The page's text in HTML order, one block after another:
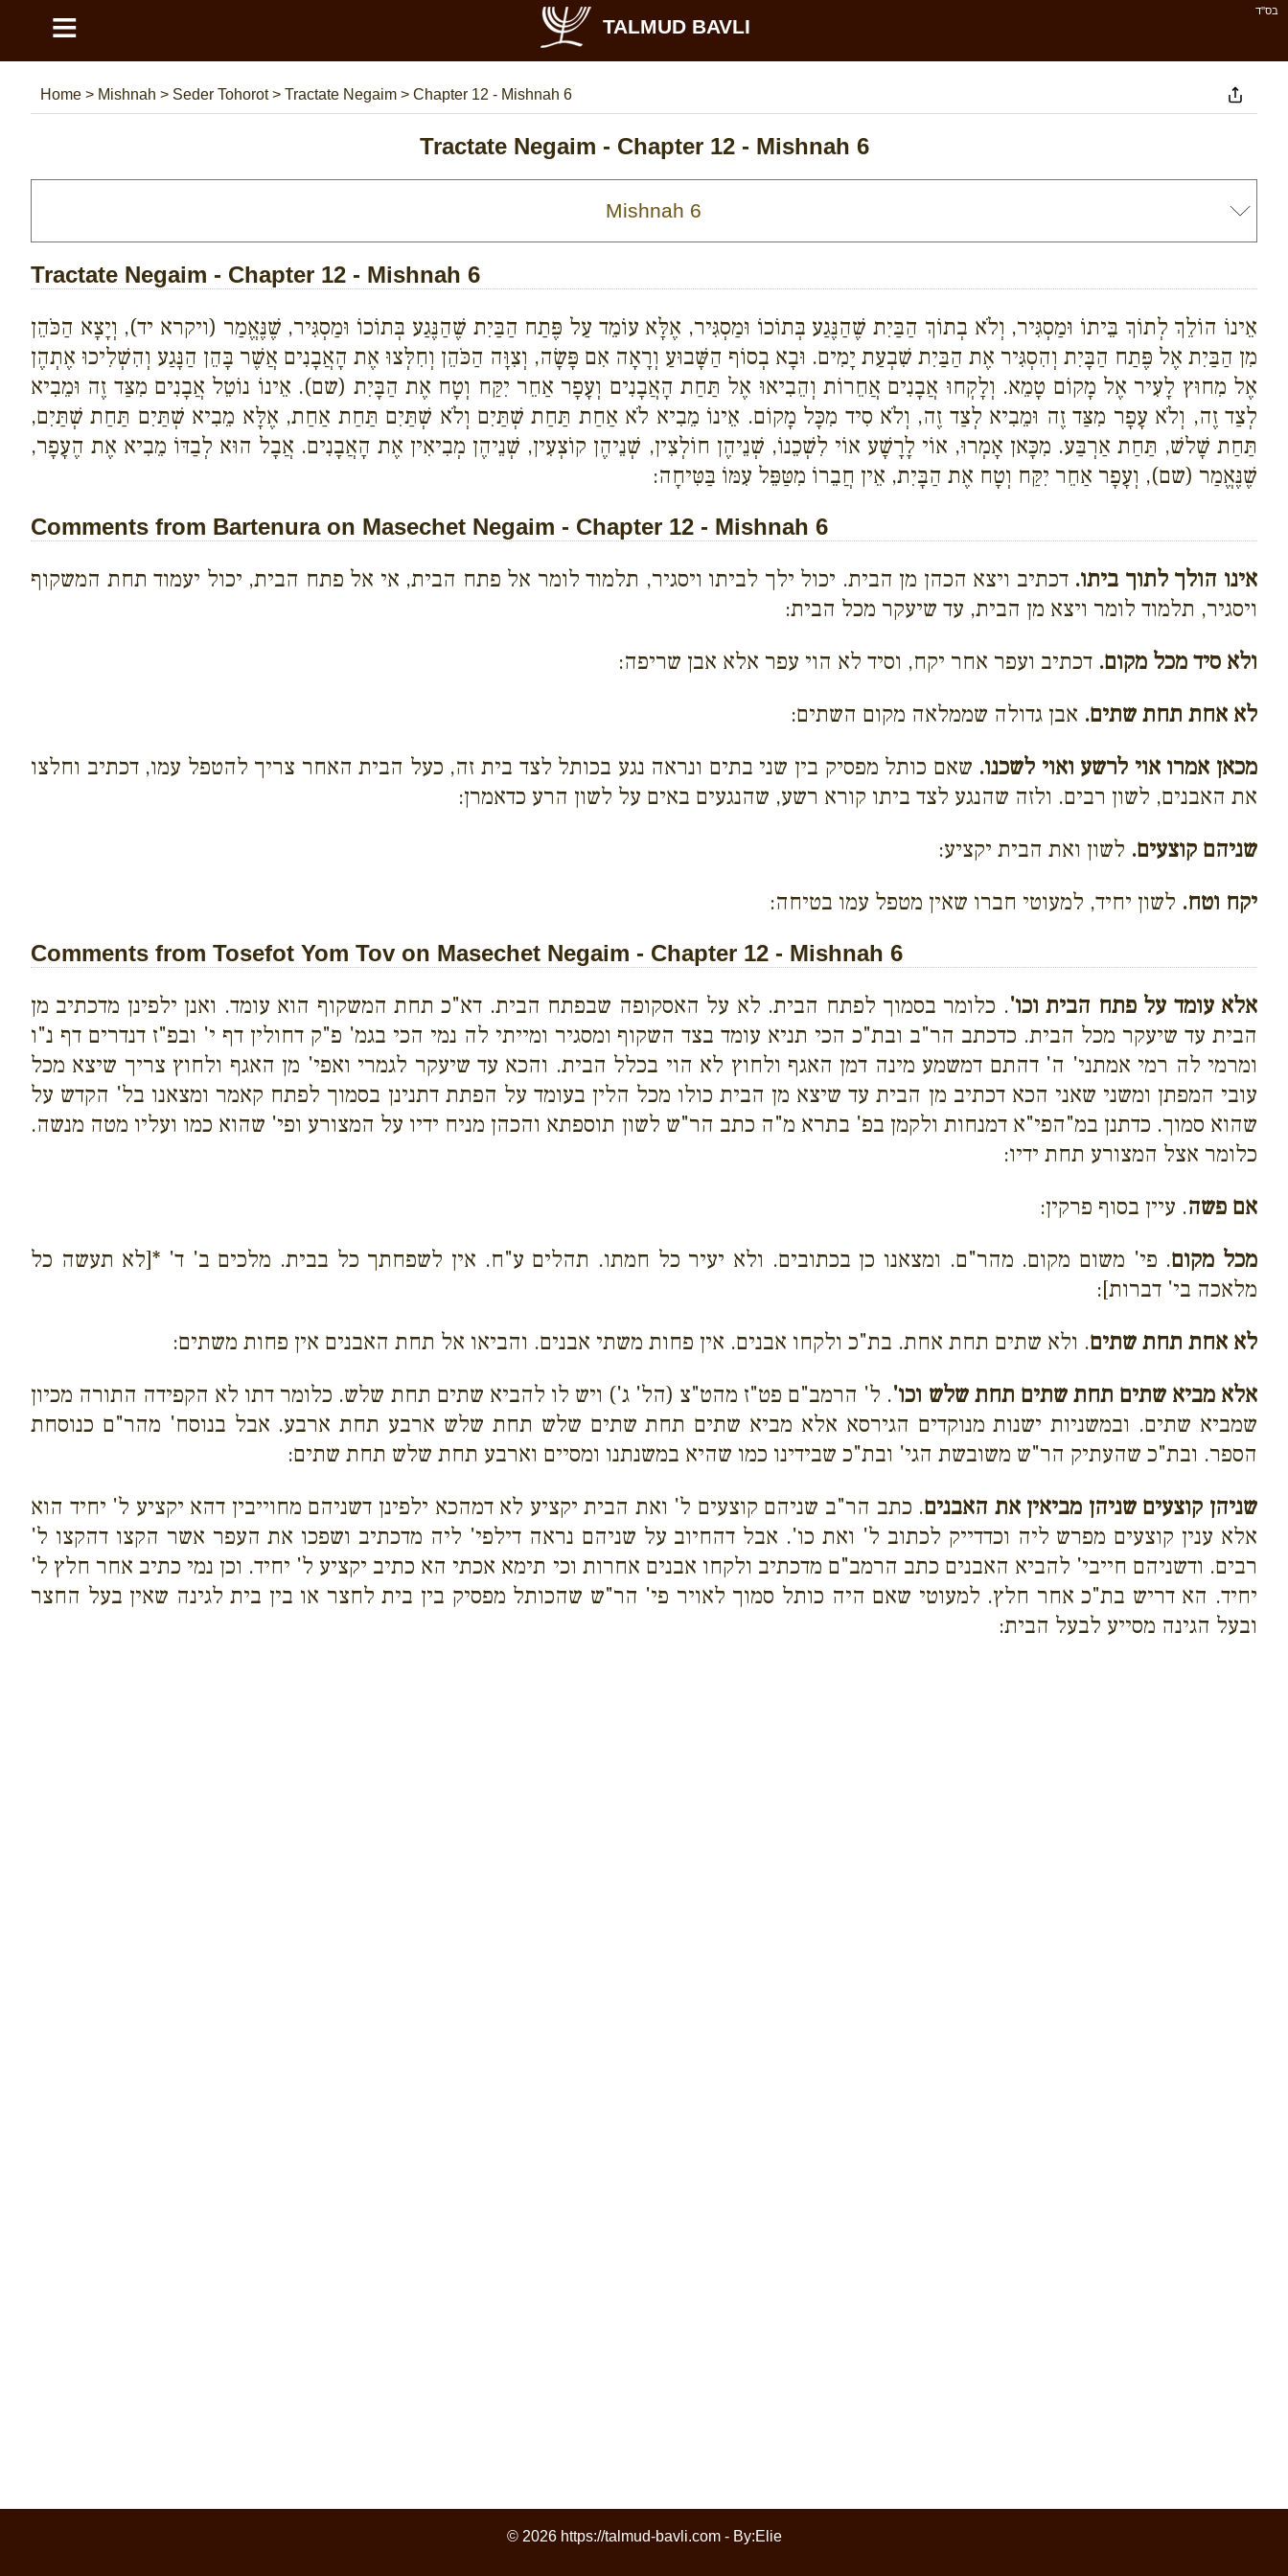
בס''ד ≡ TALMUD BAVLI
Home > Mishnah > Seder Tohorot> Tractate Negaim > Chapter 12 - Mishnah 6
Tractate Negaim - Chapter 12 - Mishnah 6
Tractate Negaim - Chapter 12 - Mishnah 6
אֵינוֹ הוֹלֵךְ לְתוֹךְ בֵּיתוֹ וּמַסְגִּיר, וְלֹא בְתוֹךְ הַבַּיִת שֶׁהַנֶּגַע בְּתוֹכוֹ וּמַסְגִּיר, אֶלָּא עוֹמֵד עַל פֶּתַח הַבַּיִת שֶׁהַנֶּגַע בְּתוֹכוֹ וּמַסְגִּיר, שֶׁנֶּאֱמַר (ויקרא יד), וְיָצָא הַכֹּהֵן
מִן הַבַּיִת אֶל פֶּתַח הַבָּיִת וְהִסְגִּיר אֶת הַבַּיִת שִׁבְעַת יָמִים. וּבָא בְסוֹף הַשָּׁבוּעַ וְרָאָה אִם פָּשָׂה, וְצִוָּה הַכֹּהֵן וְחִלְּצוּ אֶת הָאֲבָנִים אֲשֶׁר בָּהֵן הַנָּגַע וְהִשְׁלִיכוּ אֶתְהֶן
אֶל מִחוּץ לָעִיר אֶל מָקוֹם טָמֵא. וְלָקְחוּ אֲבָנִים אֲחֵרוֹת וְהֵבִיאוּ אֶל תַּחַת הָאֲבָנִים וְעָפָר אַחֵר יִקַּח וְטָח אֶת הַבָּיִת (שם). אֵינוֹ נוֹטֵל אֲבָנִים מִצַּד זֶה וּמֵבִיא
לְצַד זֶה, וְלֹא עָפָר מִצַּד זֶה וּמֵבִיא לְצַד זֶה, וְלֹא סִיד מִכָּל מָקוֹם. אֵינוֹ מֵבִיא לֹא אַחַת תַּחַת שְׁתַּיִם וְלֹא שְׁתַּיִם תַּחַת אַחַת, אֶלָּא מֵבִיא שְׁתַּיִם תַּחַת שְׁתַּיִם,
תַּחַת שָׁלשׁ, תַּחַת אַרְבַּע. מִכָּאן אָמְרוּ, אוֹי לָרָשָׁע אוֹי לִשְׁכֵנוֹ, שְׁנֵיהֶן חוֹלְצִין, שְׁנֵיהֶן קוֹצְעִין, שְׁנֵיהֶן מְבִיאִין אֶת הָאֲבָנִים. אֲבָל הוּא לְבַדּוֹ מֵבִיא אֶת הֶעָפָר,
שֶׁנֶּאֱמַר (שם), וְעָפָר אַחֵר יִקַּח וְטָח אֶת הַבָּיִת, אֵין חֲבֵרוֹ מִטַּפֵּל עִמּוֹ בַּטִּיחָה:
Comments from Bartenura on Masechet Negaim - Chapter 12 - Mishnah 6
אינו הולך לתוך ביתו. דכתיב ויצא הכהן מן הבית. יכול ילך לביתו ויסגיר, תלמוד לומר אל פתח הבית, אי אל פתח הבית, יכול יעמוד תחת המשקוף
ויסגיר, תלמוד לומר ויצא מן הבית, עד שיעקר מכל הבית:
ולא סיד מכל מקום. דכתיב ועפר אחר יקח, וסיד לא הוי עפר אלא אבן שריפה:
לא אחת תחת שתים. אבן גדולה שממלאה מקום השתים:
מכאן אמרו אוי לרשע ואוי לשכנו. שאם כותל מפסיק בין שני בתים ונראה נגע בכותל לצד בית זה, כעל הבית האחר צריך להטפל עמו, דכתיב וחלצו
את האבנים, לשון רבים. ולזה שהנגע לצד ביתו קורא רשע, שהנגעים באים על לשון הרע כדאמרן:
שניהם קוצעים. לשון ואת הבית יקציע:
יקח וטח. לשון יחיד, למעוטי חברו שאין מטפל עמו בטיחה:
Comments from Tosefot Yom Tov on Masechet Negaim - Chapter 12 - Mishnah 6
אלא עומד על פתח הבית וכו'. כלומר בסמוך לפתח הבית. לא על האסקופה שבפתח הבית. דא"כ תחת המשקוף הוא עומד. ואנן ילפינן מדכתיב מן
הבית עד שיעקר מכל הבית. כדכתב הר"ב ובת"כ הכי תניא עומד בצד השקוף ומסגיר ומייתי לה נמי הכי בגמ' פ"ק דחולין דף י' ובפ"ז דנדרים דף נ"ו
ומרמי לה רמי אמתני' ה' דהתם דמשמע מינה דמן האגף ולחוץ לא הוי בכלל הבית. והכא עד שיעקר לגמרי ואפי' מן האגף ולחוץ צריך שיצא מכל
עובי המפתן ומשני שאני הכא דכתיב מן הבית עד שיצא מן הבית כולו מכל הלין בעומד על הפתת דתנינן בסמוך לפתח קאמר ומצאנו בל' הקדש על
שהוא סמוך. כדתנן במ"הפי"א דמנחות ולקמן בפ' בתרא מ"ה כתב הר"ש לשון תוספתא והכהן מניח ידיו על המצורע ופי' שהוא כמו ועליו מטה מנשה.
כלומר אצל המצורע תחת ידיו:
אם פשה. עיין בסוף פרקין:
מכל מקום. פי' משום מקום. מהר"ם. ומצאנו כן בכתובים. ולא יעיר כל חמתו. תהלים ע"ח. אין לשפחתך כל בבית. מלכים ב' ד' *[לא תעשה כל
מלאכה בי' דברות]:
לא אחת תחת שתים. ולא שתים תחת אחת. בת"כ ולקחו אבנים. אין פחות משתי אבנים. והביאו אל תחת האבנים אין פחות משתים:
אלא מביא שתים תחת שתים תחת שלש וכו'. ל' הרמב"ם פט"ז מהט"צ (הל' ג') ויש לו להביא שתים תחת שלש. כלומר דתו לא הקפידה התורה מכיון
שמביא שתים. ובמשניות ישנות מנוקדים הגירסא אלא מביא שתים תחת שתים שלש תחת שלש ארבע תחת ארבע. אבל בנוסח' מהר"ם כנוסחת
הספר. ובת"כ שהעתיק הר"ש משובשת הגי' ובת"כ שבידינו כמו שהיא במשנתנו ומסיים וארבע תחת שלש תחת שתים:
שניהן קוצעים שניהן מביאין את האבנים. כתב הר"ב שניהם קוצעים ל' ואת הבית יקציע לא דמהכא ילפינן דשניהם מחוייבין דהא יקציע ל' יחיד הוא
אלא ענין קוצעים מפרש ליה וכדדייק לכתוב ל' ואת כו'. אבל דהחיוב על שניהם נראה דילפי' ליה מדכתיב ושפכו את העפר אשר הקצו דהקצו ל'
רבים. ודשניהם חייבי' להביא האבנים כתב הרמב"ם מדכתיב ולקחו אבנים אחרות וכי תימא אכתי הא כתיב יקציע ל' יחיד. וכן נמי כתיב אחר חלץ ל'
יחיד. הא דריש בת"כ אחר חלץ. למעוטי שאם היה כותל סמוך לאויר פי' הר"ש שהכותל מפסיק בין בית לחצר או בין בית לגינה שאין בעל החצר
ובעל הגינה מסייע לבעל הבית:
© 2026 https://talmud-bavli.com - By:Elie